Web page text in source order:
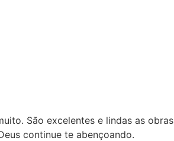
São excelentes e lindas as obras
continue te abençoando.